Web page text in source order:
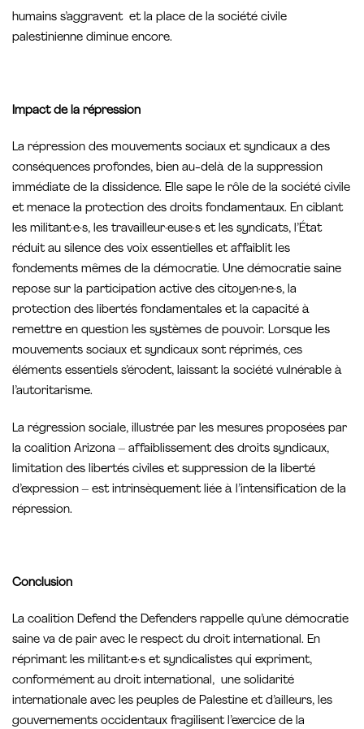
humains s’aggravent et la place de la société civile
palestinienne diminue encore.
Impact de la répression
La répression des mouvements sociaux et syndicaux a des
conséquences profondes, bien au-delà de la suppression
immédiate de la dissidence. Elle sape le rôle de la société civile
et menace la protection des droits fondamentaux. En ciblant
les militant·e·s, les travailleur·euse·s et les syndicats, l’État
réduit au silence des voix essentielles et affaiblit les
fondements mêmes de la démocratie. Une démocratie saine
repose sur la participation active des citoyen·ne·s, la
protection des libertés fondamentales et la capacité à
remettre en question les systèmes de pouvoir. Lorsque les
mouvements sociaux et syndicaux sont réprimés, ces
éléments essentiels s’érodent, laissant la société vulnérable à
l’autoritarisme.
La régression sociale, illustrée par les mesures proposées par
la coalition Arizona – affaiblissement des droits syndicaux,
limitation des libertés civiles et suppression de la liberté
d’expression – est intrinsèquement liée à l’intensification de la
répression.
Conclusion
La coalition Defend the Defenders rappelle qu’une démocratie
saine va de pair avec le respect du droit international. En
réprimant les militant·e·s et syndicalistes qui expriment,
conformément au droit international, une solidarité
internationale avec les peuples de Palestine et d’ailleurs, les
gouvernements occidentaux fragilisent l’exercice de la